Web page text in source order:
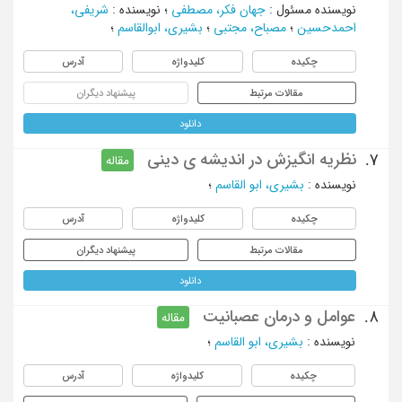
نویسنده مسئول : جهان فکر، مصطفی ؛ نویسنده : شریفی،
احمدحسین ؛ مصباح، مجتبی ؛ بشیری، ابوالقاسم ؛
چکیده کلیدواژه آدرس
مقالات مرتبط پیشنهاد دیگران
دانلود
7. نظریه انگیزش در اندیشه ی دینی
مقاله
نویسنده : بشیری، ابو القاسم ؛
چکیده کلیدواژه آدرس
مقالات مرتبط پیشنهاد دیگران
دانلود
8. عوامل و درمان عصبانیت
مقاله
نویسنده : بشیری، ابو القاسم ؛
چکیده کلیدواژه آدرس